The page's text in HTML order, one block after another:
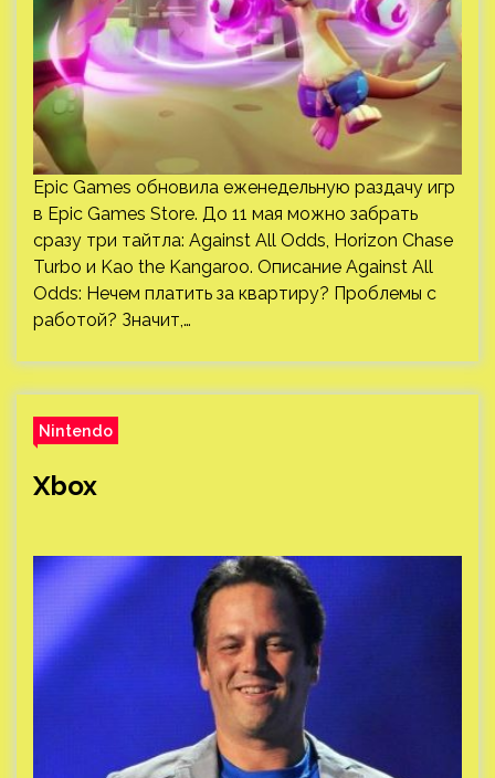
Epic Games обновила еженедельную раздачу игр
в Epic Games Store. До 11 мая можно забрать
сразу три тайтла: Against All Odds, Horizon Chase
Turbo и Kao the Kangaroo. Описание Against All
Odds: Нечем платить за квартиру? Проблемы с
работой? Значит,…
Nintendo
Xbox